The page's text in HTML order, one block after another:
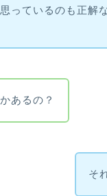
っているのも正解
あるの？
そ